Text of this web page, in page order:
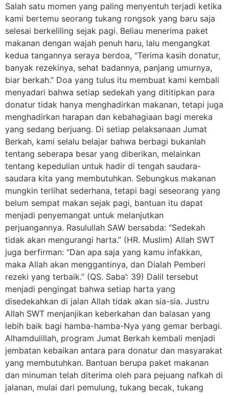
Salah satu momen yang paling menyentuh terjadi ketika
kami bertemu seorang tukang rongsok yang baru saja
selesai berkeliling sejak pagi. Beliau menerima paket
makanan dengan wajah penuh haru, lalu mengangkat
kedua tangannya seraya berdoa, “Terima kasih donatur,
banyak rezekinya, sehat badannya, panjang umurnya,
biar berkah.” Doa yang tulus itu membuat kami kembali
menyadari bahwa setiap sedekah yang dititipkan para
donatur tidak hanya menghadirkan makanan, tetapi juga
menghadirkan harapan dan kebahagiaan bagi mereka
yang sedang berjuang. Di setiap pelaksanaan Jumat
Berkah, kami selalu belajar bahwa berbagi bukanlah
tentang seberapa besar yang diberikan, melainkan
tentang kepedulian untuk hadir di tengah saudara-
saudara kita yang membutuhkan. Sebungkus makanan
mungkin terlihat sederhana, tetapi bagi seseorang yang
belum sempat makan sejak pagi, bantuan itu dapat
menjadi penyemangat untuk melanjutkan
perjuangannya. Rasulullah SAW bersabda: “Sedekah
tidak akan mengurangi harta.” (HR. Muslim) Allah SWT
juga berfirman: “Dan apa saja yang kamu infakkan,
maka Allah akan menggantinya, dan Dialah Pemberi
rezeki yang terbaik.” (QS. Saba’: 39) Dalil tersebut
menjadi pengingat bahwa setiap harta yang
disedekahkan di jalan Allah tidak akan sia-sia. Justru
Allah SWT menjanjikan keberkahan dan balasan yang
lebih baik bagi hamba-hamba-Nya yang gemar berbagi.
Alhamdulillah, program Jumat Berkah kembali menjadi
jembatan kebaikan antara para donatur dan masyarakat
yang membutuhkan. Bantuan berupa paket makanan
dan minuman telah diterima oleh para pejuang nafkah di
jalanan, mulai dari pemulung, tukang becak, tukang